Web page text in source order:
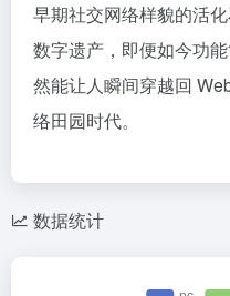
早期社交网络样貌的活
数字遗产，即便如今功
然能让人瞬间穿越回
络田园时代。
数据统计